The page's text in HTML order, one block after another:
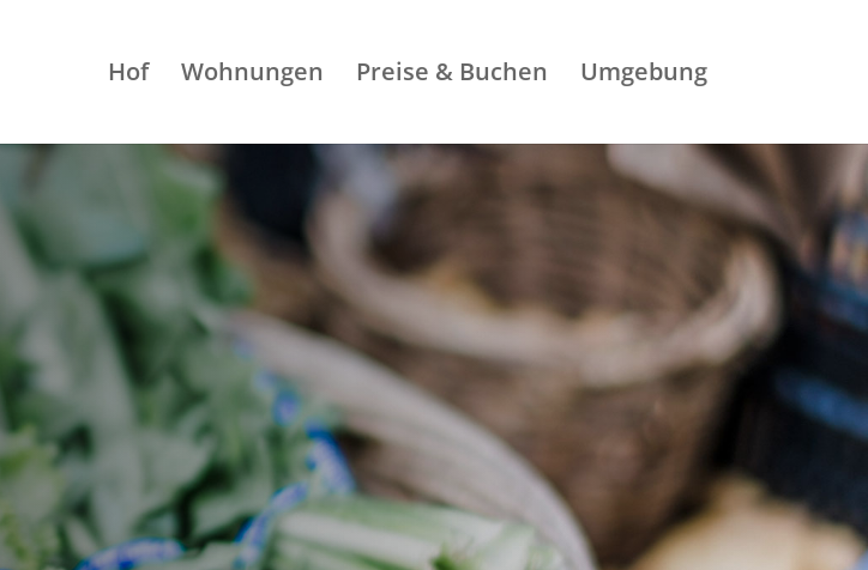
Hof Wohnungen Preise & Buchen Umgebung